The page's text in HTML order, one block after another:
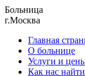
Больница
г.Москва
Главная
О больнице
Услуги и
Как нас найти